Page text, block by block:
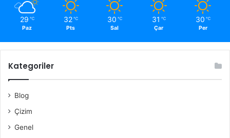
29 ℃
Paz
32 ℃
Pts
30 ℃
Sal
31 ℃
Çar
30 ℃
Per
Kategoriler
Blog
Çizim
Genel